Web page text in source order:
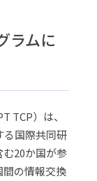
ラムに
TCP）は、
る国際共同研
20か国が参
の情報交換